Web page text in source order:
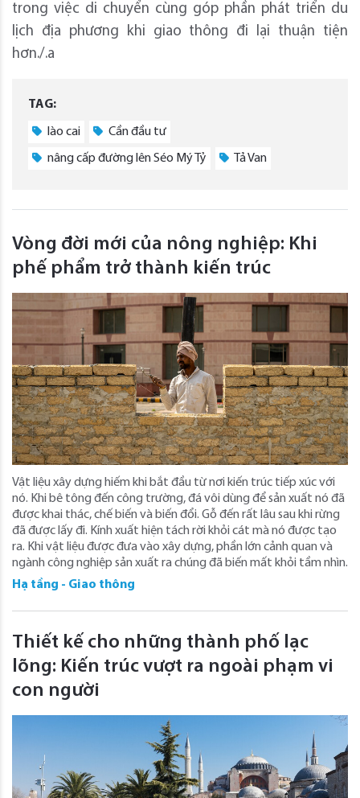
trong việc di chuyển cùng góp phần phát triển du
lịch địa phương khi giao thông đi lại thuận tiện
hơn./.a
TAG:
lào cai Cần đầu tư
nâng cấp đường lên Séo Mý Tỷ Tả Van
Vòng đời mới của nông nghiệp: Khi
phế phẩm trở thành kiến trúc
Vật liệu xây dựng hiếm khi bắt đầu từ nơi kiến ​​trúc tiếp xúc với
nó. Khi bê tông đến công trường, đá vôi dùng để sản xuất nó đã
được khai thác, chế biến và biến đổi. Gỗ đến rất lâu sau khi rừng
đã được lấy đi. Kính xuất hiện tách rời khỏi cát mà nó được tạo
ra. Khi vật liệu được đưa vào xây dựng, phần lớn cảnh quan và
ngành công nghiệp sản xuất ra chúng đã biến mất khỏi tầm nhìn.
Hạ tầng - Giao thông
Thiết kế cho những thành phố lạc
lõng: Kiến trúc vượt ra ngoài phạm vi
con người